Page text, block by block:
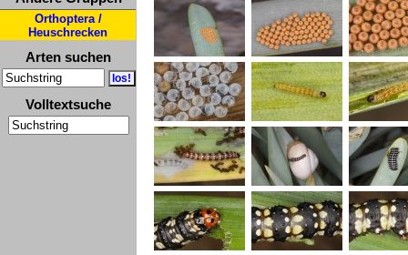
Orthoptera /
Heuschrecken
Arten suchen
Volltextsuche